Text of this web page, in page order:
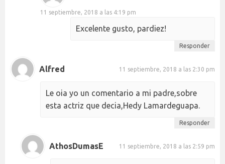
11 septiembre, 2018 a las 4:19 pm
Excelente gusto, pardiez!
Responder
Alfred 11 septiembre, 2018 a las 2:30 pm
Le oia yo un comentario a mi padre,sobre
esta actriz que decia,Hedy Lamardeguapa.
Responder
AthosDumasE 11 septiembre, 2018 a las 2:59 pm